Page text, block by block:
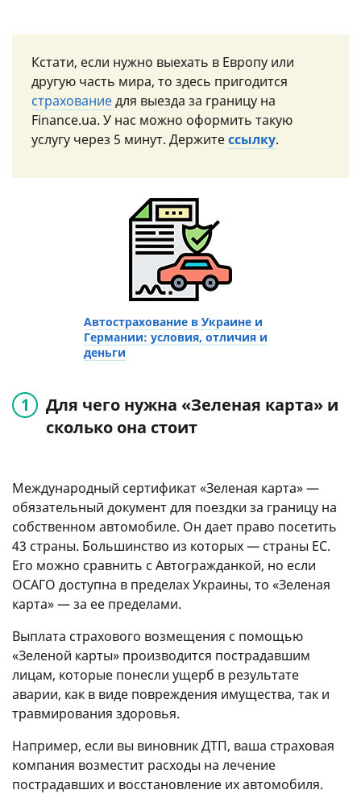
Кстати, если нужно выехать в Европу или
другую часть мира, то здесь пригодится
страхованиедля выезда за границу на
Finance.ua. У нас можно оформить такую ​​
услугу через 5 минут. Держитессылку.
Автострахование в Украине и
Германии: условия, отличия и
деньги
Для чего нужна «Зеленая карта» и
сколько она стоит
Международный сертификат «Зеленая карта» —
обязательный документ для поездки за границу на
собственном автомобиле. Он дает право посетить
43 страны. Большинство из которых — страны ЕС.
Его можно сравнить с Автогражданкой, но если
ОСАГО доступна в пределах Украины, то «Зеленая
карта» — за ее пределами.
Выплата страхового возмещения с помощью
«Зеленой карты» производится пострадавшим
лицам, которые понесли ущерб в результате
аварии, как в виде повреждения имущества, так и
травмирования здоровья.
Например, если вы виновник ДТП, ваша страховая
компания возместит расходы на лечение
пострадавших и восстановление их автомобиля.